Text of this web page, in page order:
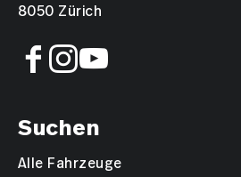
8050 Zürich
Suchen
Alle Fahrzeuge